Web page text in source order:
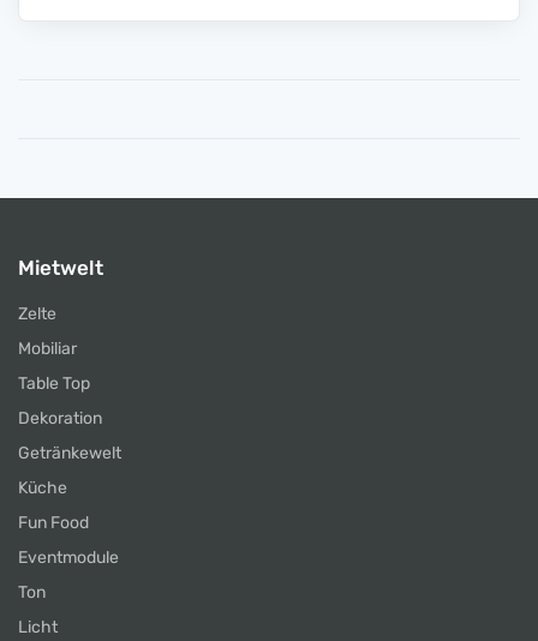
Mietwelt
Zelte
Mobiliar
Table Top
Dekoration
Getränkewelt
Küche
Fun Food
Eventmodule
Ton
Licht